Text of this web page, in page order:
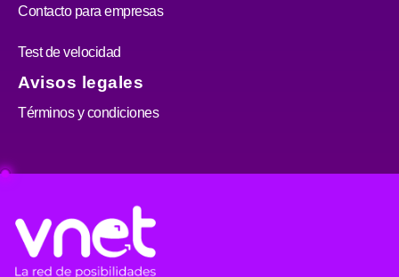
Contacto para empresas
Test de velocidad
Avisos legales
Términos y condiciones